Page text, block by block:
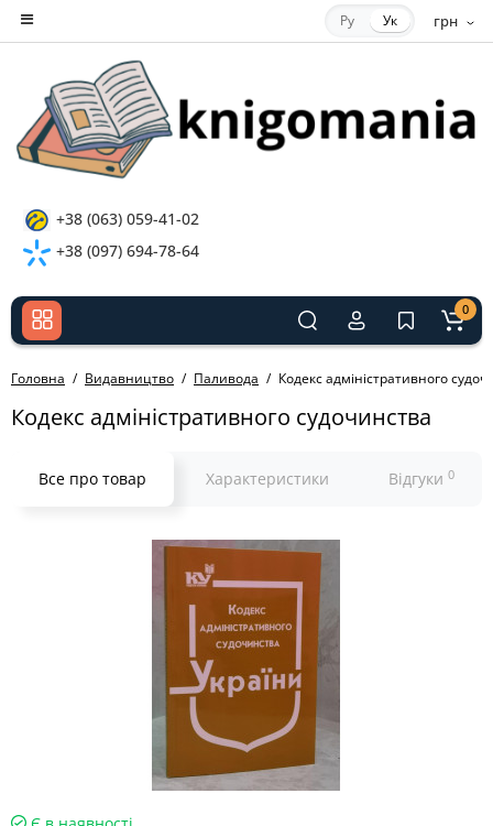
грн
Ру Ук
+38 (063) 059-41-02
+38 (097) 694-78-64
0
Головна Видавництво Паливода Кодекс адміністративного
Кодекс адміністративного судочинства
Все про товар Характеристики Відгуки 0